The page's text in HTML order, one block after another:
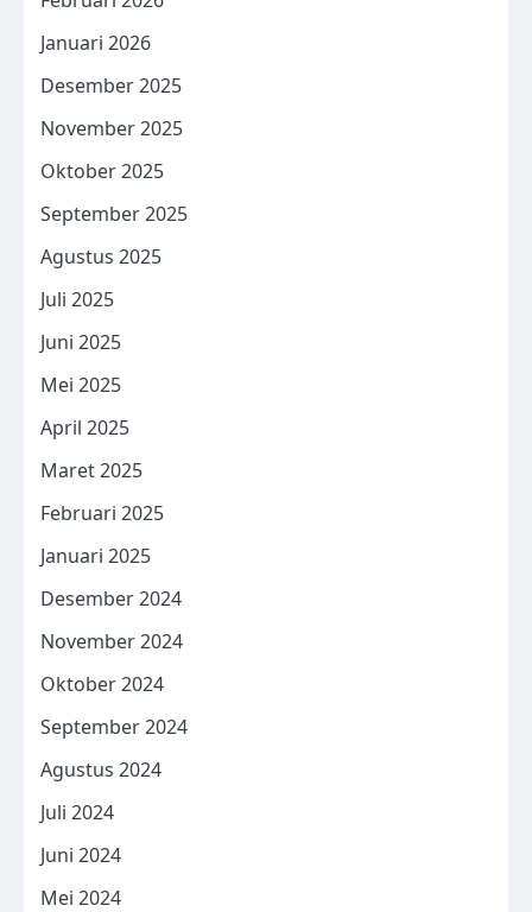
Januari 2026
Desember 2025
November 2025
Oktober 2025
September 2025
Agustus 2025
Juli 2025
Juni 2025
Mei 2025
April 2025
Maret 2025
Februari 2025
Januari 2025
Desember 2024
November 2024
Oktober 2024
September 2024
Agustus 2024
Juli 2024
Juni 2024
Mei 2024